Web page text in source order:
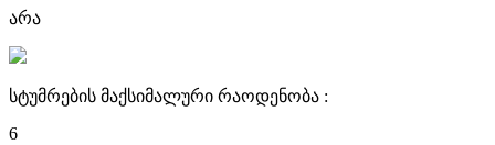
არა
სტუმრების მაქსიმალური რაოდენობა :
6